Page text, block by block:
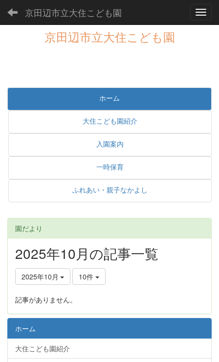
京田辺市立大住こども園
京田辺市立大住こども園
ホーム
大住こども園紹介
入園案内
一時保育
ふれあい・親子なかよし
園だより
2025年10月の記事一覧
2025年10月 10件
記事がありません。
ホーム
大住こども園紹介